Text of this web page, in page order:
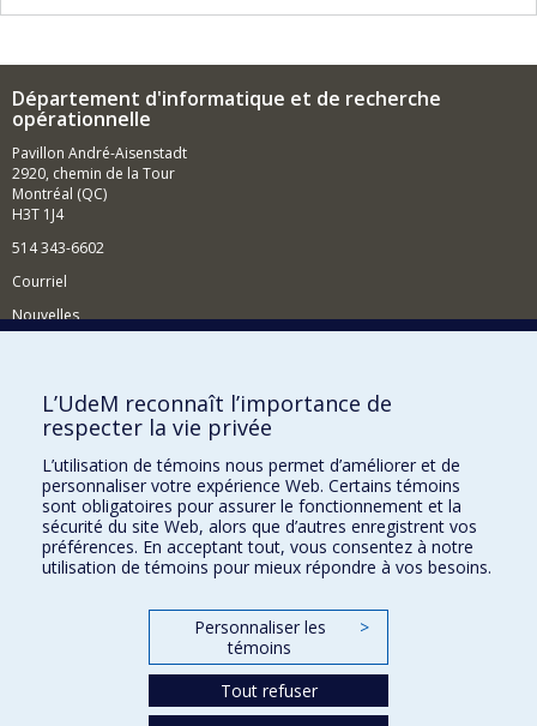
Département d'informatique et de recherche
opérationnelle
Pavillon André-Aisenstadt
2920, chemin de la Tour
Montréal (QC)
H3T 1J4
514 343-6602
Courriel
Nouvelles
Comment soutenir le Département?
BESOIN D'AIDE?
Plan du site
Signaler une erreur
Accessibilité
FACULTÉ DES ARTS ET DES SCIENCES
Nos départements et écoles
L’UdeM reconnaît l’importance de
respecter la vie privée
L’utilisation de témoins nous permet d’améliorer et de
personnaliser votre expérience Web. Certains témoins
sont obligatoires pour assurer le fonctionnement et la
sécurité du site Web, alors que d’autres enregistrent vos
préférences. En acceptant tout, vous consentez à notre
utilisation de témoins pour mieux répondre à vos besoins.
Personnaliser les
témoins
>
Tout refuser